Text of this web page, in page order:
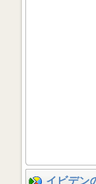
イビデン